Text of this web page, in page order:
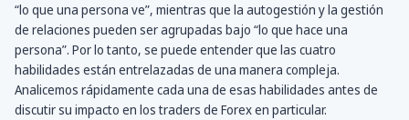
“lo que una persona ve”, mientras que la autogestión y la gestión
de relaciones pueden ser agrupadas bajo “lo que hace una
persona”. Por lo tanto, se puede entender que las cuatro
habilidades están entrelazadas de una manera compleja.
Analicemos rápidamente cada una de esas habilidades antes de
discutir su impacto en los traders de Forex en particular.